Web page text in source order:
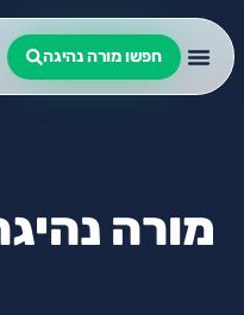
חפשו מורה נהיגה
מורה